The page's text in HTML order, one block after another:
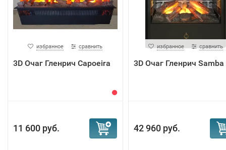
избранное сравнить
3D Очаг Гленрич Capoeira
11 600 руб.
избранное сравнить
3D Очаг Гленрич Samba
42 960 руб.